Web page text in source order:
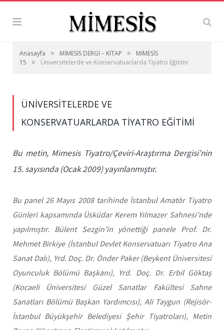
Anasayfa » MİMESİS DERGİ – KİTAP »
MİMESİS
15
» Üniversitelerde ve Konservatuarlarda Tiyatro Eğitimi
ÜNIVERSITELERDE VE
KONSERVATUARLARDA TIYATRO EĞITIMI
Bu metin, Mimesis Tiyatro/Çeviri-Araştırma Dergisi’nin
15. sayısında (Ocak 2009) yayınlanmıştır.
Bu panel 26 Mayıs 2008 tarihinde İstanbul Amatör Tiyatro
Günleri kapsamında Üsküdar Kerem Yılmazer Sahnesi’nde
yapılmıştır. Bülent Sezgin’in yönettiği panele Prof. Dr.
Mehmet Birkiye (İstanbul Devlet Konservatuarı Tiyatro Ana
Sanat Dalı), Yrd. Doç. Dr. Önder Paker (Beykent Üniversitesi
Oyunculuk Bölümü Başkanı), Yrd. Doç. Dr. Erbil Göktaş
(Kocaeli Üniversitesi Güzel Sanatlar Fakültesi Sahne
Sanatları Bölümü Başkan Yardımcısı), Ali Taygun (Rejisör-
İstanbul Büyükşehir Belediyesi Şehir Tiyatroları), Metin